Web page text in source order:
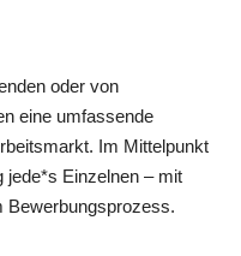
oder von
eine umfassende
Im Mittelpunkt
jede*s Einzelnen – mit
Bewerbungsprozess.